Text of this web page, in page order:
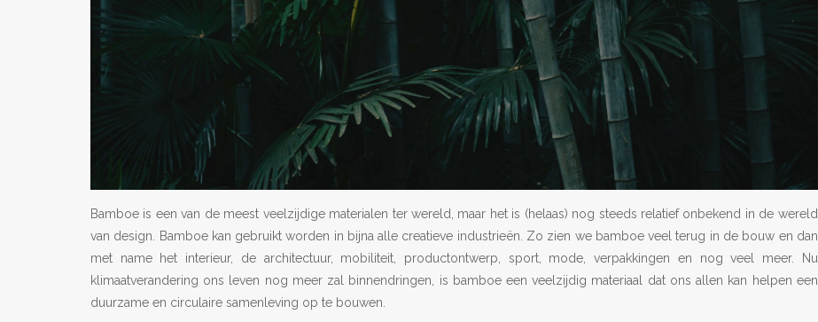
Bamboe is een van de meest veelzijdige materialen ter wereld, maar het is (helaas) nog steeds relatief onbekend in de wereld
van design. Bamboe kan gebruikt worden in bijna alle creatieve industrieën. Zo zien we bamboe veel terug in de bouw en dan
met name het interieur, de architectuur, mobiliteit, productontwerp, sport, mode, verpakkingen en nog veel meer. Nu
klimaatverandering ons leven nog meer zal binnendringen, is bamboe een veelzijdig materiaal dat ons allen kan helpen een
duurzame en circulaire samenleving op te bouwen.